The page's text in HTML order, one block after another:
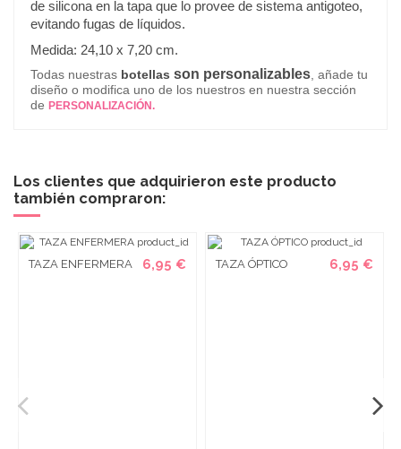
de silicona en la tapa que lo provee de sistema antigoteo,
evitando fugas de líquidos.
Medida: 24,10 x 7,20 cm.
Todas nuestras botellas son personalizables , añade tu
diseño o modifica uno de los nuestros en nuestra sección
de PERSONALIZACIÓN.
Los clientes que adquirieron este producto
también compraron:
TAZA ENFERMERA 6,95 € TAZA ÓPTICO 6,95 €